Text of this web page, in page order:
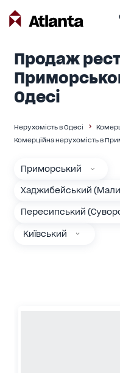
Продаж
Одесі
Нерухомість в Одесі
Комерційна нерухомість в
Приморський
Хаджибейський
Пересипський
Київський